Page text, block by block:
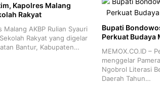
Kapolres Malang
Rakyat
Malang AKBP Rulian Syauri
Rakyat yang digelar
Bantur, Kabupaten…
Bupati
Perkuat Budaya
MEMOX.CO.ID –
menggelar
Ngobrol Literasi
Daerah Tahun…